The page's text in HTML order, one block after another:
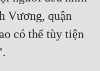
Vương, quận
có thể tùy tiện